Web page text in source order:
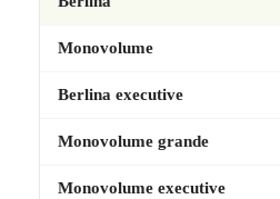
Monovolume
Berlina executive
Monovolume grande
Monovolume executive